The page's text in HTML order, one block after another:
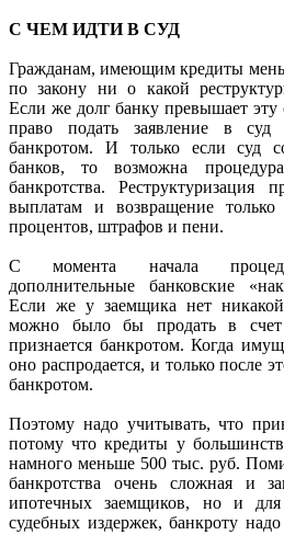
С ЧЕМ ИДТИ В СУД
Гражданам, имеющим кредиты
по закону ни о какой
Если же долг банку превышает
право подать заявление в
банкротом. И только если суд
банков, то возможна
банкротства. Реструктуризация
выплатам и возвращение
процентов, штрафов и пени.
С момента начала
дополнительные банковские
Если же у заемщика нет никакой
можно было бы продать в
признается банкротом. Когда
оно распродается, и только после
банкротом.
Поэтому надо учитывать, что
потому что кредиты у
намного меньше 500 тыс. руб.
банкротства очень сложная и
ипотечных заемщиков, но и
судебных издержек, банкроту